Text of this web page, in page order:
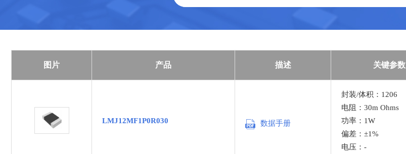
图片 产品 描述 关键参数
LMJ12MF1P0R030 数据手册
封装/体积：1206
电阻：30m Ohms
功率：1W
偏差：±1%
电压：-